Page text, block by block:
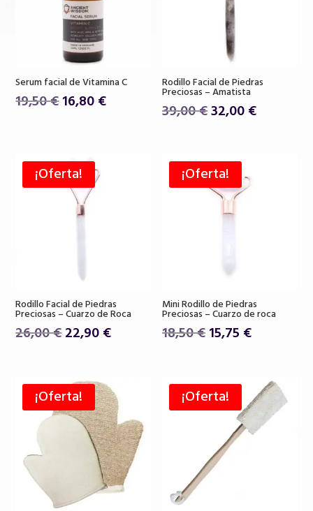
Serum facial de Vitamina C
19,50€El
era:
19,50 €.
16,80€El
Rodillo Facial de Piedras
Preciosas – Amatista
39,00€El
era:
39,00 €.
32,00€El
¡Oferta!
Rodillo Facial de Piedras
Preciosas – Cuarzo de Roca
26,00€El
era:
26,00 €.
22,90€El
es:
22,90 €.
¡Oferta!
Mini Rodillo de Piedras
Preciosas – Cuarzo de roca
18,50€El
era:
18,50 €.
15,75 €El
es:
15,75 €.
¡Oferta! ¡Oferta!